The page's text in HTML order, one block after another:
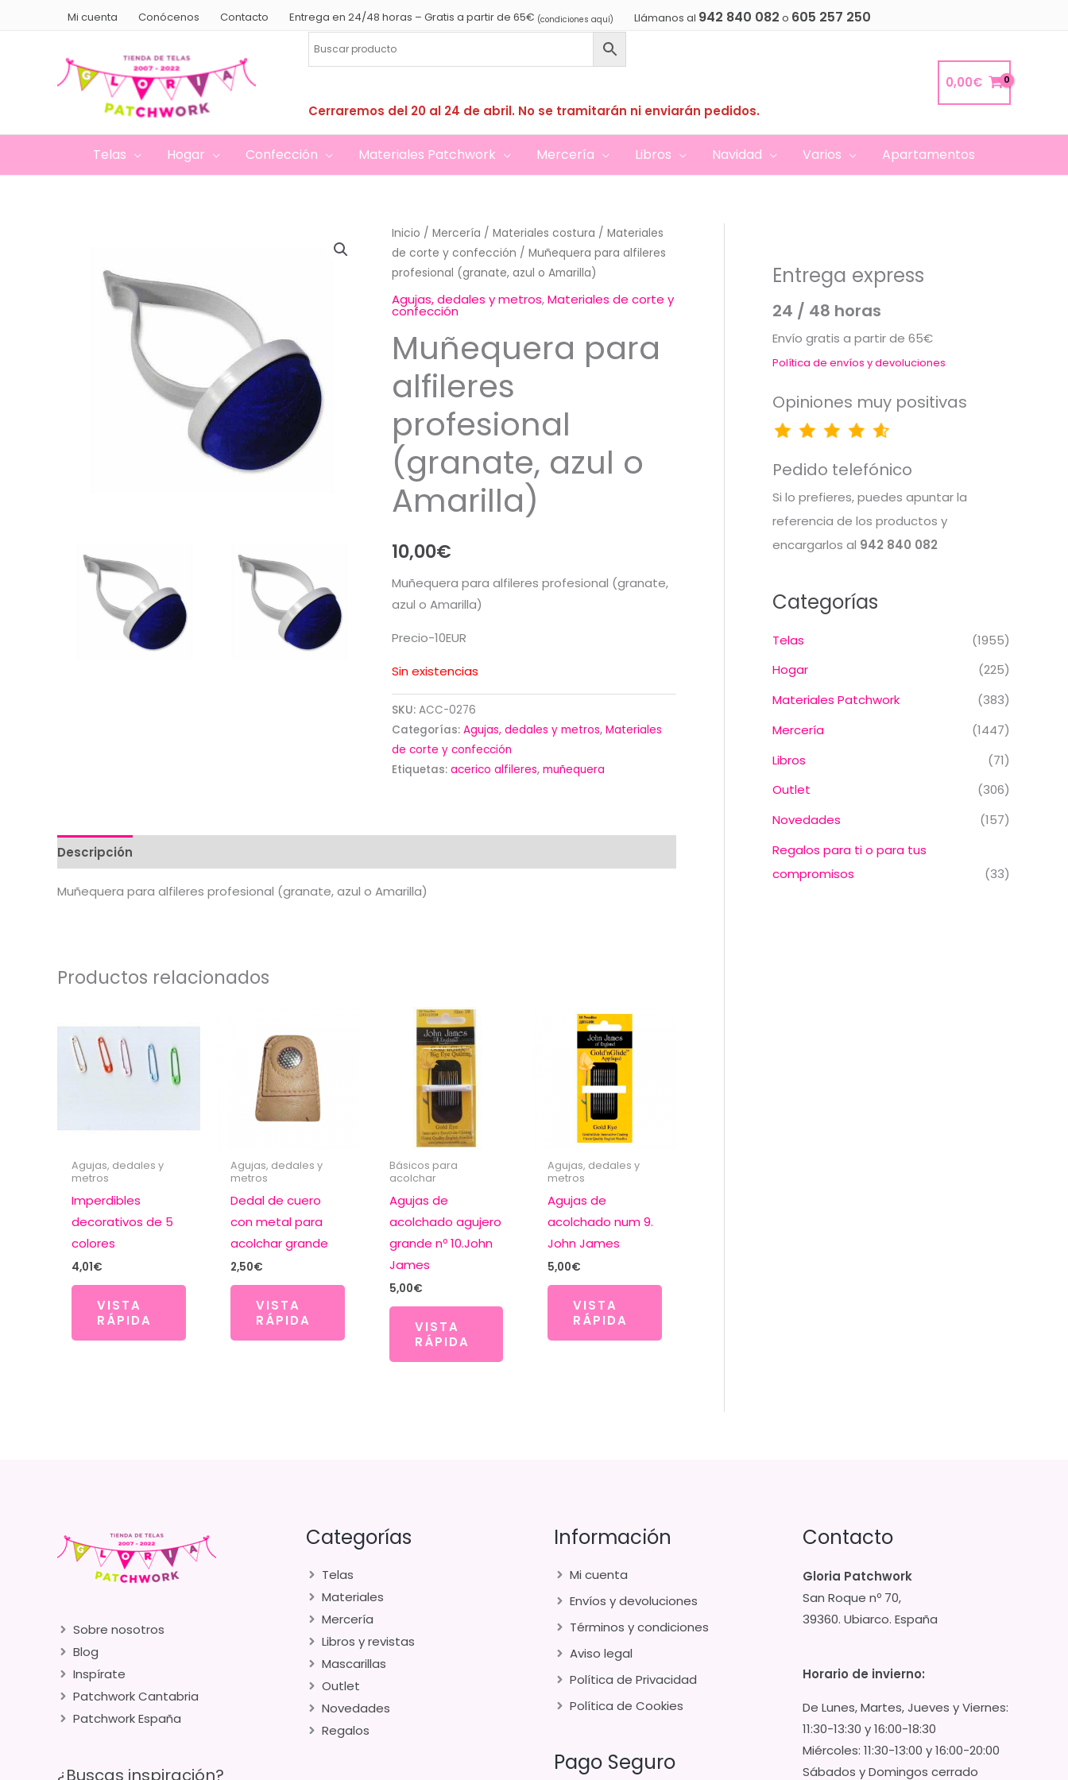
Mi cuenta Conócenos Contacto Entrega en 24/48 horas – Gratis a partir de 65€ (condiciones aquí) Llámanos al 942 840 082 o 605 257 250
Cerraremos del 20 al 24 de abril. No se tramitarán ni enviarán pedidos.
0,00€
Telas Hogar Confección Materiales Patchwork Mercería Libros Navidad Varios Apartamentos
Inicio / Mercería / Materiales costura / Materiales
de corte y confección / Muñequera para alfileres
profesional (granate, azul o Amarilla)
Agujas, dedales y metros,Materiales de corte y
confección
Muñequera para
alfileres
profesional
(granate, azul o
Amarilla)
10,00€
Muñequera para alfileres profesional (granate,
azul o Amarilla)
Precio-10EUR
Sin existencias
SKU: ACC-0276
Categorías: Agujas, dedales y metros, Materiales
de corte y confección
Etiquetas: acerico alfileres, muñequera
Descripción
Muñequera para alfileres profesional (granate, azul o Amarilla)
Productos relacionados
Agujas, dedales y
metros
Imperdibles
decorativos de 5
colores
4,01€
VISTA
RÁPIDA
Agujas, dedales y
metros
Dedal de cuero
con metal para
acolchar grande
2,50€
VISTA
RÁPIDA
Básicos para
acolchar
Agujas de
acolchado agujero
grande nº 10.John
James
5,00€
VISTA
RÁPIDA
Agujas, dedales y
metros
Agujas de
acolchado num 9.
John James
5,00€
VISTA
RÁPIDA
Entrega express
24 / 48 horas
Envío gratis a partir de 65€
Política de envíos y devoluciones
Opiniones muy positivas
Pedido telefónico
Si lo prefieres, puedes apuntar la
referencia de los productos y
encargarlos al 942 840 082
Categorías
Telas
(1955)
Hogar
(225)
Materiales Patchwork
(383)
Mercería
(1447)
Libros
(71)
Outlet
(306)
Novedades
(157)
Regalos para ti o para tus
compromisos
(33)
Sobre nosotros
Blog
Inspírate
Patchwork Cantabria
Patchwork España
¿Buscas inspiración?
Categorías
Telas
Materiales
Mercería
Libros y revistas
Mascarillas
Outlet
Novedades
Regalos
Información
Mi cuenta
Envíos y devoluciones
Términos y condiciones
Aviso legal
Política de Privacidad
Política de Cookies
Pago Seguro
Contacto
Gloria Patchwork
San Roque nº 70,
39360. Ubiarco. España
Horario de invierno:
De Lunes, Martes, Jueves y Viernes:
11:30-13:30 y 16:00-18:30
Miércoles: 11:30-13:00 y 16:00-20:00
Sábados y Domingos cerrado